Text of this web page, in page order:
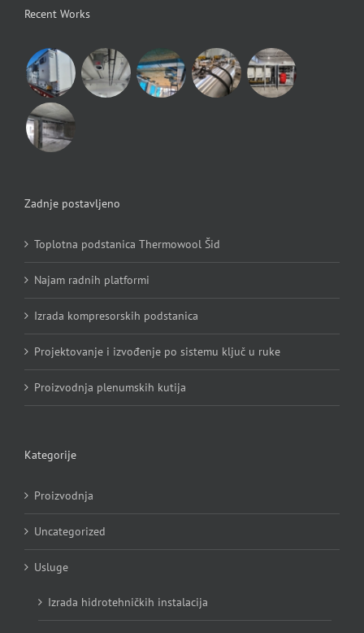
Recent Works
Zadnje postavljeno
Toplotna podstanica Thermowool Šid
Najam radnih platformi
Izrada kompresorskih podstanica
Projektovanje i izvođenje po sistemu ključ u ruke
Proizvodnja plenumskih kutija
Kategorije
Proizvodnja
Uncategorized
Usluge
Izrada hidrotehničkih instalacija